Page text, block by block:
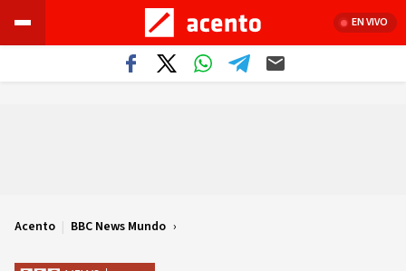
EN VIVO
Acento | BBC News Mundo